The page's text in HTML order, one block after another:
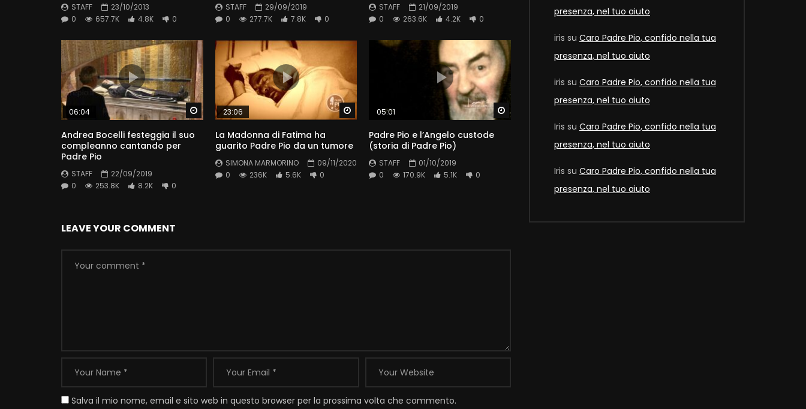
STAFF
23/10/2013
0
657.7K 4.8K 0
STAFF
29/09/2019
0
277.7K 7.8K 0
STAFF
21/09/2019
0
263.6K 4.2K 0
Watch Later
06:04
Andrea Bocelli festeggia il suo
compleanno cantando per
Padre Pio
STAFF
22/09/2019
0
253.8K 8.2K 0
Watch Later
23:06
La Madonna di Fatima ha
guarito Padre Pio da un tumore
SIMONA MARMORINO
09/11/2020
0
236K 5.6K 0
Watch Later
05:01
Padre Pio e l’Angelo custode
(storia di Padre Pio)
STAFF
01/10/2019
0
170.9K 5.1K 0
LEAVE YOUR COMMENT
Salva il mio nome, email e sito web in questo browser per la prossima volta che commento.
presenza, nel tuo aiuto
iris su Caro Padre Pio, confido nella tua
presenza, nel tuo aiuto
iris su Caro Padre Pio, confido nella tua
presenza, nel tuo aiuto
Iris su Caro Padre Pio, confido nella tua
presenza, nel tuo aiuto
Iris su Caro Padre Pio, confido nella tua
presenza, nel tuo aiuto